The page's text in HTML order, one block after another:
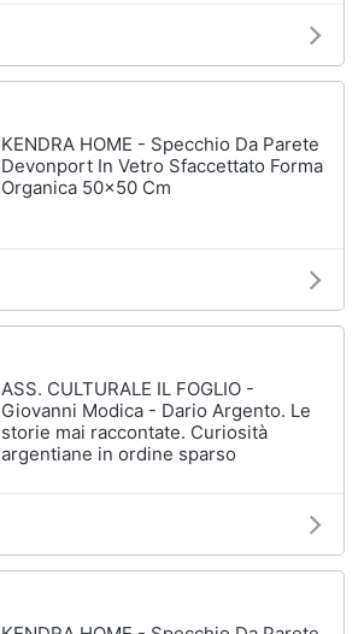
KENDRA HOME - Specchio Da Parete
Devonport In Vetro Sfaccettato Forma
Organica 50x50 Cm
ASS. CULTURALE IL FOGLIO -
Giovanni Modica - Dario Argento. Le
storie mai raccontate. Curiosità
argentiane in ordine sparso